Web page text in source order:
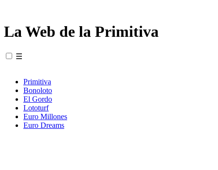
La Web de la Primitiva
☰
Primitiva
Bonoloto
El Gordo
Lototurf
Euro Millones
Euro Dreams